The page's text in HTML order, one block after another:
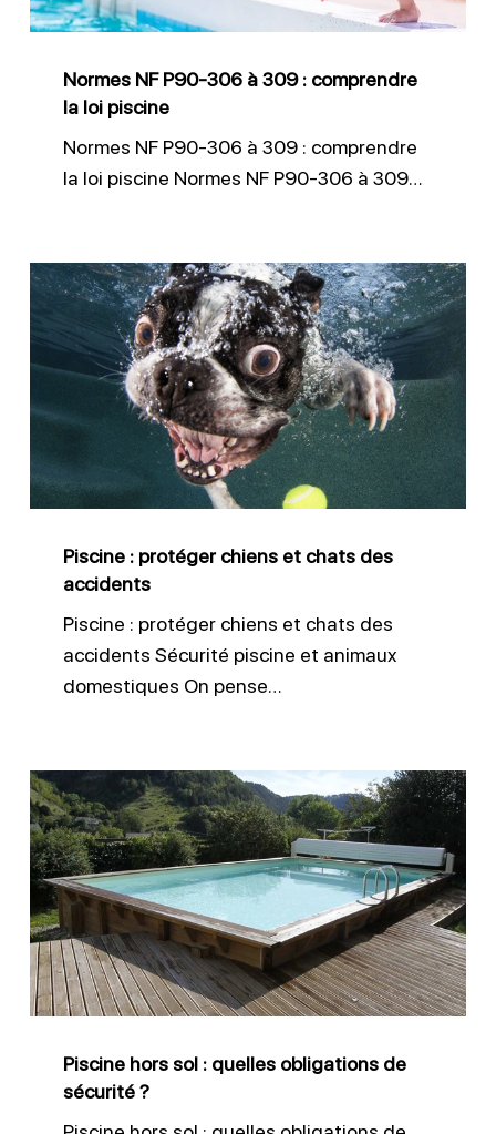
:
piscine
Normes NF P90-306 à 309 : comprendre
la loi piscine
Normes NF P90-306 à 309 : comprendre
la loi piscine Normes NF P90-306 à 309…
Piscine
protéger
et
chats
des
Piscine : protéger chiens et chats des
accidents
Piscine : protéger chiens et chats des
accidents Sécurité piscine et animaux
domestiques On pense…
Piscine
hors
sol
quelles
obligations
de
Piscine hors sol : quelles obligations de
sécurité ?